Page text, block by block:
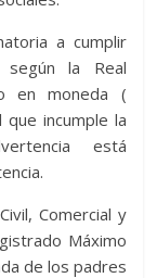
a cumplir
la Real
en moneda (
incumple la
está
Comercial y
Máximo
de los padres